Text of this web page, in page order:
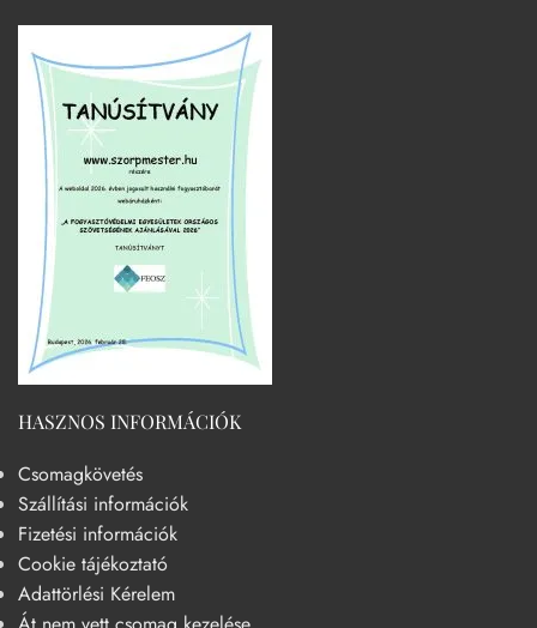
HASZNOS INFORMÁCIÓK
Csomagkövetés
Szállítási információk
Fizetési információk
Cookie tájékoztató
Adattörlési Kérelem